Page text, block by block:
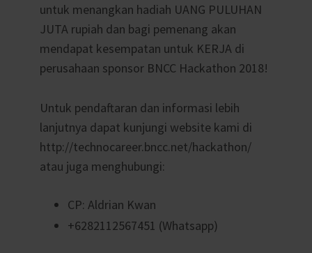
untuk menangkan hadiah UANG PULUHAN
JUTA rupiah dan bagi pemenang akan
mendapat kesempatan untuk KERJA di
perusahaan sponsor BNCC Hackathon 2018!
Untuk pendaftaran dan informasi lebih
lanjutnya dapat kunjungi website kami di
http://technocareer.bncc.net/hackathon/
atau juga menghubungi:
CP: Aldrian Kwan
+6282112567451 (Whatsapp)